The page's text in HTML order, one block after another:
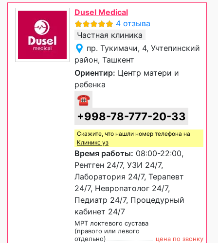
Dusel Medical
4 отзыва
Частная клиника
пр. Тукимачи, 4, Учтепинский
район, Ташкент
Ориентир: Центр матери и
ребенка
☎
+998-78-777-20-33
Скажите, что нашли номер телефона на
Клиникс уз
Время работы: 08:00-22:00,
Рентген 24/7, УЗИ 24/7,
Лаборатория 24/7, Терапевт
24/7, Невропатолог 24/7,
Педиатр 24/7, Процедурный
кабинет 24/7
МРТ локтевого сустава
(правого или левого
отдельно)
цена по звонку